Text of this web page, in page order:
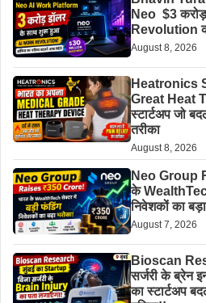
Neo $3
Revolution
August 8, 2026
Heatronics
Great Heat
स्टार्टअप जो
तरीका
August 8, 2026
Neo Group
के
निवेशकों का
August 7, 2026
Bioscan
सर्जरी के ब्रेन
का स्टार्टअप